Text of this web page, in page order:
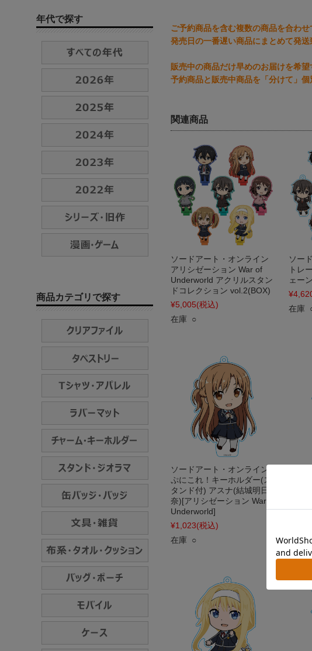
ご予約商品を含む複数の商品を合わ
発売日の一番遅い商品にまとめて発送
販売中の商品だけ早めのお届けを希望
予約商品と販売中商品を「分けて」個
関連商品
ソードアート・オンライン
アリシゼーション War of
Underworld アクリルスタン
ドコレクション vol.2(BOX)
¥5,005(税込)
在庫 ○
ソー
トレ
ェー
在庫
ソードアート・オンライン
ぷにこれ！キーホルダー(ス
タンド付) アスナ(結城明日
奈)[アリシゼーション War of
Underworld]
¥1,023(税込)
在庫 ○
ぷに
タン
在庫
年代で探す
商品カテゴリで探す